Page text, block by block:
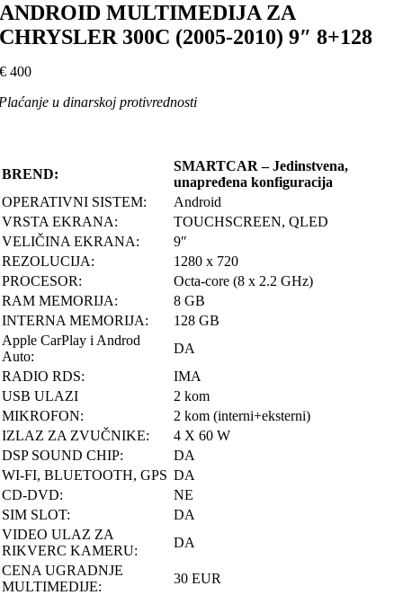
ANDROID MULTIMEDIJA ZA
CHRYSLER 300C (2005-2010) 9″ 8+128
€ 400
u dinarskoj protivrednosti
BREND:
SMARTCAR – Jedinstvena,
unapređena konfiguracija
OPERATIVNI SISTEM:
Android
VRSTA EKRANA:
TOUCHSCREEN, QLED
VELIČINA EKRANA:
9″
REZOLUCIJA:
1280 x 720
PROCESOR:
Octa-core (8 x 2.2 GHz)
RAM MEMORIJA:
8 GB
INTERNA MEMORIJA:
128 GB
Apple CarPlay i Androd
Auto:
DA
RADIO RDS:
IMA
USB ULAZI
2 kom
MIKROFON:
2 kom (interni+eksterni)
IZLAZ ZA ZVUČNIKE:
4 X 60 W
DSP SOUND CHIP:
DA
WI-FI, BLUETOOTH, GPS DA
CD-DVD:
NE
SIM SLOT:
DA
VIDEO ULAZ ZA
RIKVERC KAMERU:
DA
CENA UGRADNJE
MULTIMEDIJE:
30 EUR